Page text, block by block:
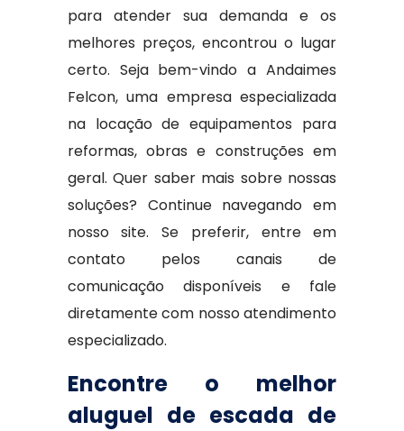
para atender sua demanda e os
melhores preços, encontrou o lugar
certo. Seja bem-vindo a Andaimes
Felcon, uma empresa especializada
na locação de equipamentos para
reformas, obras e construções em
geral. Quer saber mais sobre nossas
soluções? Continue navegando em
nosso site. Se preferir, entre em
contato pelos canais de
comunicação disponíveis e fale
diretamente com nosso atendimento
especializado.
Encontre o melhor
aluguel de escada de